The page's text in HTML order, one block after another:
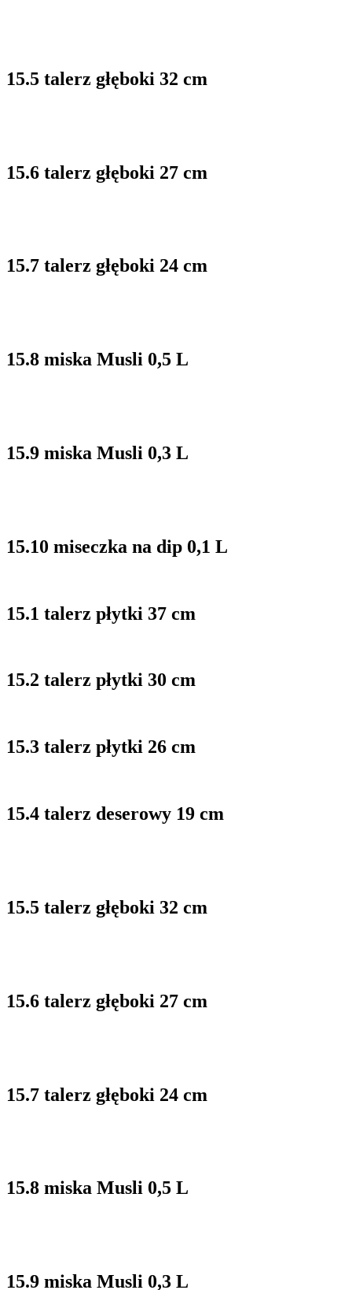
15.5 talerz głęboki 32 cm
15.6 talerz głęboki 27 cm
15.7 talerz głęboki 24 cm
15.8 miska Musli 0,5 L
15.9 miska Musli 0,3 L
15.10 miseczka na dip 0,1 L
15.1 talerz płytki 37 cm
15.2 talerz płytki 30 cm
15.3 talerz płytki 26 cm
15.4 talerz deserowy 19 cm
15.5 talerz głęboki 32 cm
15.6 talerz głęboki 27 cm
15.7 talerz głęboki 24 cm
15.8 miska Musli 0,5 L
15.9 miska Musli 0,3 L